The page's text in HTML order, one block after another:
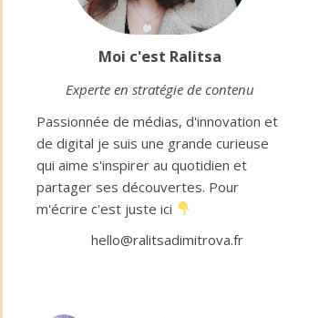
Moi c'est Ralitsa
Experte en stratégie de contenu
Passionnée de médias, d'innovation et
de digital je suis une grande curieuse
qui aime s'inspirer au quotidien et
partager ses découvertes. Pour
m'écrire c'est juste ici
hello@ralitsadimitrova.fr